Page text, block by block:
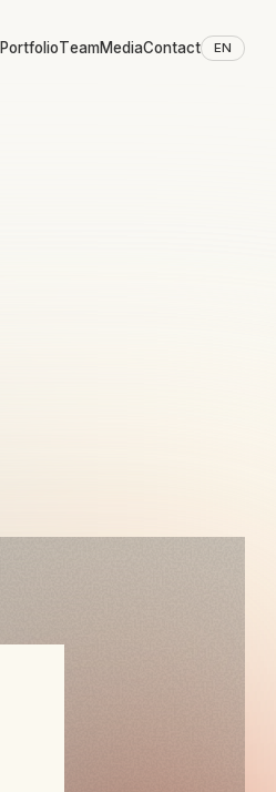
PortfolioTeamMediaContact EN